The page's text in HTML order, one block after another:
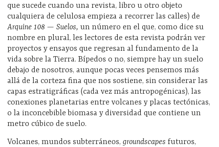
que sucede cuando una revista, libro u otro objeto
cualquiera de celulosa empieza a recorrer las calles) de
Arquine 108 — Suelos, un número en el que, como dice su
nombre en plural, les lectores de esta revista podrán ver
proyectos y ensayos que regresan al fundamento de la
vida sobre la Tierra. Bípedos o no, siempre hay un suelo
debajo de nosotros, aunque pocas veces pensemos más
allá de la corteza fina que nos sostiene, sin considerar las
capas estratigráficas (cada vez más antropogénicas), las
conexiones planetarias entre volcanes y placas tectónicas,
o la inconcebible biomasa y diversidad que contiene un
metro cúbico de suelo.
Volcanes, mundos subterráneos, groundscapes futuros,